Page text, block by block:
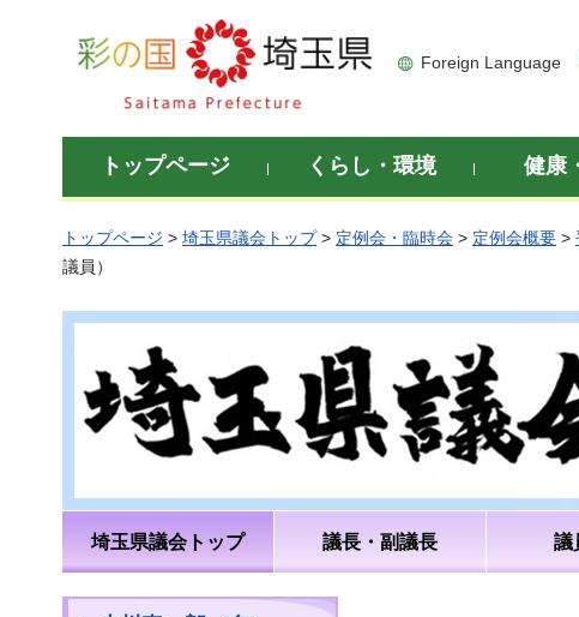
彩の国 埼玉県
Foreign Language
トップページ くらし・環境 健康
トップページ > 埼玉県議会トップ> 定例会・臨時会 > 定例会概要 >
議員）
埼玉県議会トップ 議長・副議長 議